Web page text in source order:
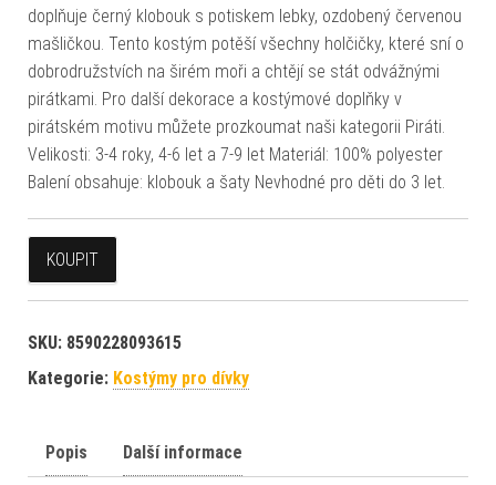
doplňuje černý klobouk s potiskem lebky, ozdobený červenou
mašličkou. Tento kostým potěší všechny holčičky, které sní o
dobrodružstvích na širém moři a chtějí se stát odvážnými
pirátkami. Pro další dekorace a kostýmové doplňky v
pirátském motivu můžete prozkoumat naši kategorii Piráti.
Velikosti: 3-4 roky, 4-6 let a 7-9 let Materiál: 100% polyester
Balení obsahuje: klobouk a šaty Nevhodné pro děti do 3 let.
KOUPIT
SKU: 8590228093615
Kategorie: Kostýmy pro dívky
Popis Další informace